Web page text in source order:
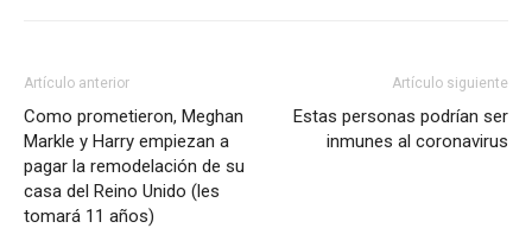
Artículo anterior
Como prometieron, Meghan
Markle y Harry empiezan a
pagar la remodelación de su
casa del Reino Unido (les
tomará 11 años)
Artículo siguiente
Estas personas podrían ser
inmunes al coronavirus